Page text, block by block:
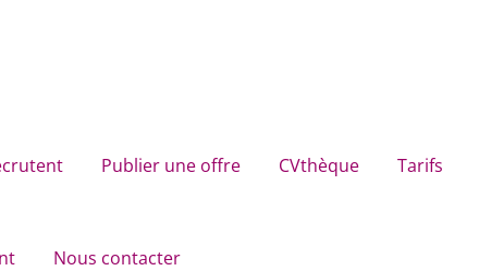
Publier une offre CVthèque Tarifs
Nous contacter